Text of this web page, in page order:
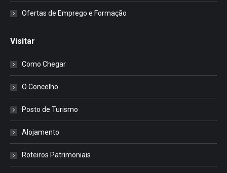
Ofertas de Emprego e Formação
Visitar
Como Chegar
O Concelho
Posto de Turismo
Alojamento
Roteiros Patrimoniais